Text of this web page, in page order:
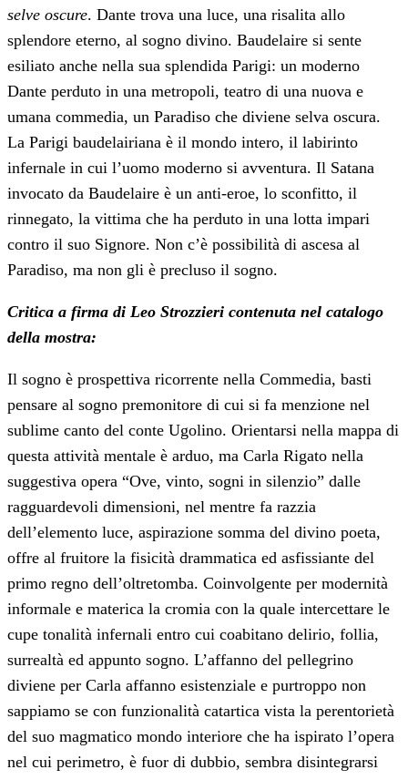
selve oscure. Dante trova una luce, una risalita allo
splendore eterno, al sogno divino. Baudelaire si sente
esiliato anche nella sua splendida Parigi: un moderno
Dante perduto in una metropoli, teatro di una nuova e
umana commedia, un Paradiso che diviene selva oscura.
La Parigi baudelairiana è il mondo intero, il labirinto
infernale in cui l’uomo moderno si avventura. Il Satana
invocato da Baudelaire è un anti-eroe, lo sconfitto, il
rinnegato, la vittima che ha perduto in una lotta impari
contro il suo Signore. Non c’è possibilità di ascesa al
Paradiso, ma non gli è precluso il sogno.
Critica a firma di Leo Strozzieri contenuta nel catalogo
della mostra:
Il sogno è prospettiva ricorrente nella Commedia, basti
pensare al sogno premonitore di cui si fa menzione nel
sublime canto del conte Ugolino. Orientarsi nella mappa di
questa attività mentale è arduo, ma Carla Rigato nella
suggestiva opera “Ove, vinto, sogni in silenzio” dalle
ragguardevoli dimensioni, nel mentre fa razzia
dell’elemento luce, aspirazione somma del divino poeta,
offre al fruitore la fisicità drammatica ed asfissiante del
primo regno dell’oltretomba. Coinvolgente per modernità
informale e materica la cromia con la quale intercettare le
cupe tonalità infernali entro cui coabitano delirio, follia,
surrealtà ed appunto sogno. L’affanno del pellegrino
diviene per Carla affanno esistenziale e purtroppo non
sappiamo se con funzionalità catartica vista la perentorietà
del suo magmatico mondo interiore che ha ispirato l’opera
nel cui perimetro, è fuor di dubbio, sembra disintegrarsi